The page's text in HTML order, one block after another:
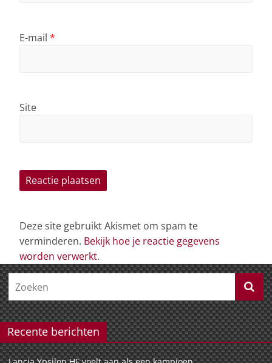
E-mail *
Site
Deze site gebruikt Akismet om spam te
verminderen. Bekijk hoe je reactie gegevens
worden verwerkt.
Recente berichten